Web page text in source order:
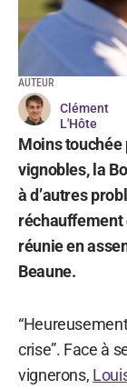
AUTEUR
Clément
L'Hôte
Moins touchée
vignobles, la
à d’autres
réchauffement
réunie en
Beaune.
crise”. Face à
vignerons,